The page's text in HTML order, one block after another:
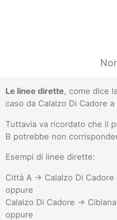
Le linee dirette, come dice
caso da Calalzo Di Cadore
Tuttavia va ricordato che il
B potrebbe non
Esempi di linee dirette:
Città A -> Calalzo Di
oppure
Calalzo Di Cadore ->
oppure